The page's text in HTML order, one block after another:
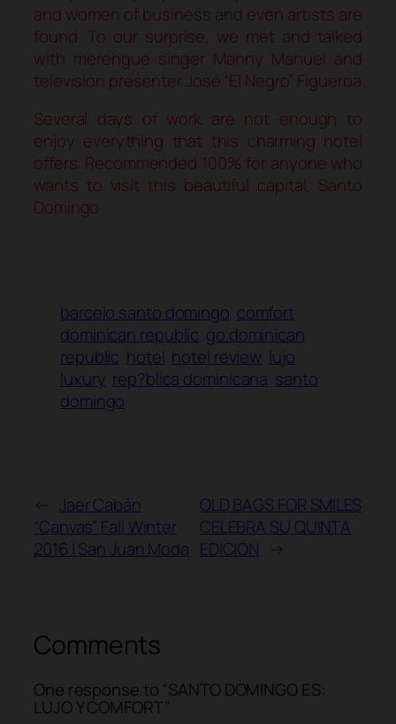
and women of business and even artists are
found. To our surprise, we met and talked
with merengue singer Manny Manuel and
television presenter José “El Negro” Figueroa
Several days of work are not enough to
enjoy everything that this charming hotel
offers. Recommended 100% for anyone who
wants to visit this beautiful capital, Santo
Domingo
barcelo santo domingo comfort
dominican republic go dominican
republic hotel hotel review lujo
luxury rep?blica dominicana santo
domingo
←
Jaer Cabán
“Canvas” Fall Winter
2016 | San Juan Moda
OLD BAGS FOR SMILES
CELEBRA SU QUINTA
EDICIÓN
→
Comments
One response to “SANTO DOMINGO ES:
LUJO Y COMFORT”